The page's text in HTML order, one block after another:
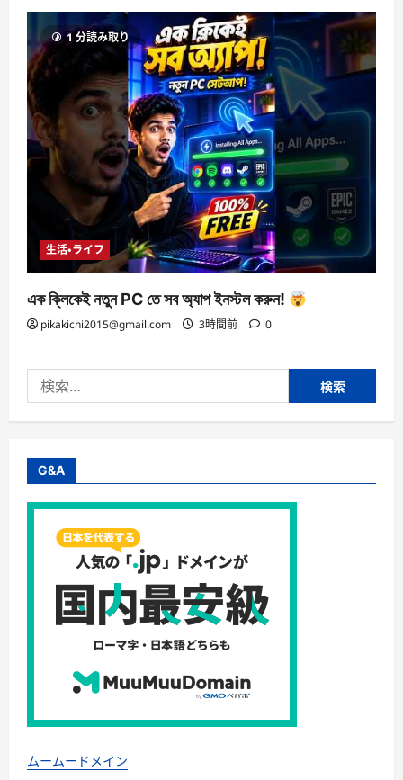
1 分読み取り
生活・ライフ
এক ক্লিকেই নতুন PC তে সব অ্যাপ ইনস্টল করুন!
pikakichi2015@gmail.com 3時間前 0
索:
G&A
ムームードメイン